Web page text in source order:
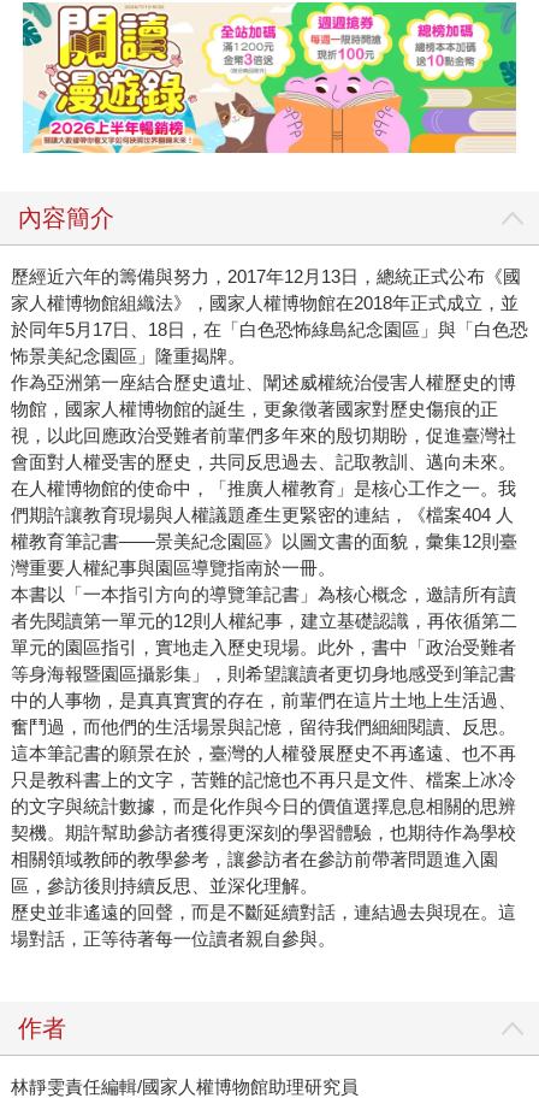
內容簡介
歷經近六年的籌備與努力，2017年12月13日，總統正式公布《國
家人權博物館組織法》，國家人權博物館在2018年正式成立，並
於同年5月17日、18日，在「白色恐怖綠島紀念園區」與「白色恐
怖景美紀念園區」隆重揭牌。
作為亞洲第一座結合歷史遺址、闡述威權統治侵害人權歷史的博
物館，國家人權博物館的誕生，更象徵著國家對歷史傷痕的正
視，以此回應政治受難者前輩們多年來的殷切期盼，促進臺灣社
會面對人權受害的歷史，共同反思過去、記取教訓、邁向未來。
在人權博物館的使命中，「推廣人權教育」是核心工作之一。我
們期許讓教育現場與人權議題產生更緊密的連結，《檔案404 人
權教育筆記書——景美紀念園區》以圖文書的面貌，彙集12則臺
灣重要人權紀事與園區導覽指南於一冊。
本書以「一本指引方向的導覽筆記書」為核心概念，邀請所有讀
者先閱讀第一單元的12則人權紀事，建立基礎認識，再依循第二
單元的園區指引，實地走入歷史現場。此外，書中「政治受難者
等身海報暨園區攝影集」，則希望讓讀者更切身地感受到筆記書
中的人事物，是真真實實的存在，前輩們在這片土地上生活過、
奮鬥過，而他們的生活場景與記憶，留待我們細細閱讀、反思。
這本筆記書的願景在於，臺灣的人權發展歷史不再遙遠、也不再
只是教科書上的文字，苦難的記憶也不再只是文件、檔案上冰冷
的文字與統計數據，而是化作與今日的價值選擇息息相關的思辨
契機。期許幫助參訪者獲得更深刻的學習體驗，也期待作為學校
相關領域教師的教學參考，讓參訪者在參訪前帶著問題進入園
區，參訪後則持續反思、並深化理解。
歷史並非遙遠的回聲，而是不斷延續對話，連結過去與現在。這
場對話，正等待著每一位讀者親自參與。
作者
林靜雯責任編輯/國家人權博物館助理研究員